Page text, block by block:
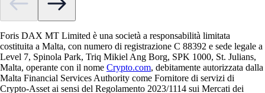
Foris DAX MT Limited è una società a responsabilità limitata
costituita a Malta, con numero di registrazione C 88392 e sede legale a
Level 7, Spinola Park, Triq Mikiel Ang Borg, SPK 1000, St. Julians,
Malta, operante con il nome Crypto.com, debitamente autorizzata dalla
Malta Financial Services Authority come Fornitore di servizi di
Crypto-Asset ai sensi del Regolamento 2023/1114 sui Mercati dei